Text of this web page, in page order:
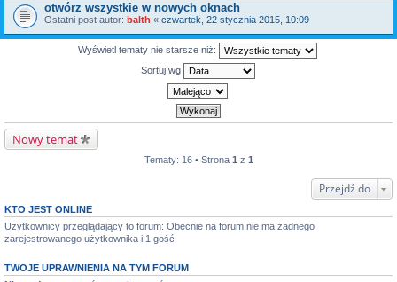
otwórz wszystkie w nowych oknach
Ostatni post autor: balth « czwartek, 22 stycznia 2015, 10:09
Wyświetl tematy nie starsze niż:
Sortuj wg
Nowy temat
Tematy: 16 • Strona 1 z 1
Przejdź do
KTO JEST ONLINE
Użytkownicy przeglądający to forum: Obecnie na forum nie ma żadnego
zarejestrowanego użytkownika i 1 gość
TWOJE UPRAWNIENIA NA TYM FORUM